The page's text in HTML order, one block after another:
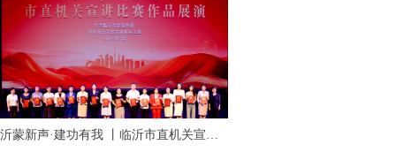
沂蒙新声·建功有我 丨临沂市直机关宣讲